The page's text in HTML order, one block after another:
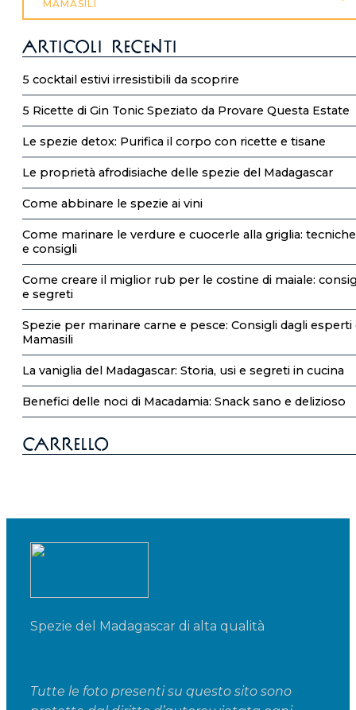
MAMASILI
Articoli recenti
5 cocktail estivi irresistibili da scoprire
5 Ricette di Gin Tonic Speziato da Provare Questa Estate
Le spezie detox: Purifica il corpo con ricette e tisane
Le proprietà afrodisiache delle spezie del Madagascar
Come abbinare le spezie ai vini
Come marinare le verdure e cuocerle alla griglia: tecniche
e consigli
Come creare il miglior rub per le costine di maiale:
e segreti
Spezie per marinare carne e pesce: Consigli dagli esperti
Mamasili
La vaniglia del Madagascar: Storia, usi e segreti in cucina
Benefici delle noci di Macadamia: Snack sano e delizioso
Carrello
Spezie del Madagascar di alta qualità
Tutte le foto presenti su questo sito sono